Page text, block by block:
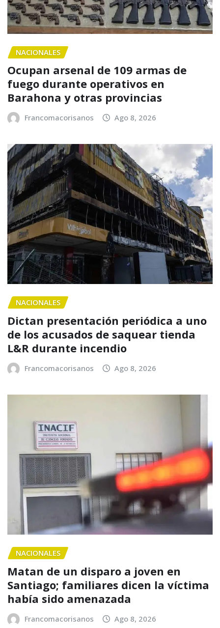
NACIONALES
Ocupan arsenal de 109 armas de
fuego durante operativos en
Barahona y otras provincias
Francomacorisanos Ago 8, 2026
NACIONALES
Dictan presentación periódica a uno
de los acusados de saquear tienda
L&R durante incendio
Francomacorisanos Ago 8, 2026
NACIONALES
Matan de un disparo a joven en
Santiago; familiares dicen la víctima
había sido amenazada
Francomacorisanos Ago 8, 2026